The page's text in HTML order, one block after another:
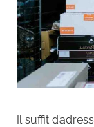
Il suffit